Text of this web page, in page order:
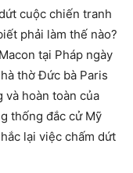
cuộc chiến tranh
phải làm thế nào?
tại Pháp ngày
thờ Đức bà Paris
và hoàn toàn của
thống đắc cử Mỹ
lại việc chấm dứt